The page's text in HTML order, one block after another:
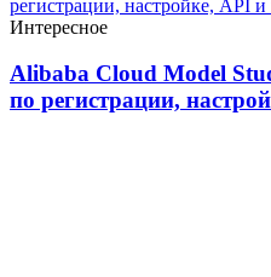
Интересное
Alibaba Cloud Model
по регистрации,